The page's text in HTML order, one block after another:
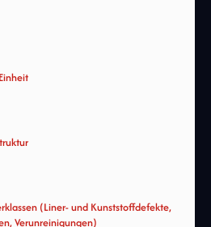
(Liner- und Kunststoffdefekte,
Verunreinigungen)